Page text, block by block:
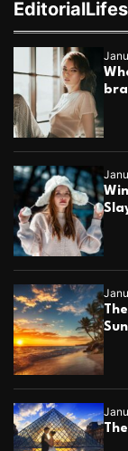
Editorial